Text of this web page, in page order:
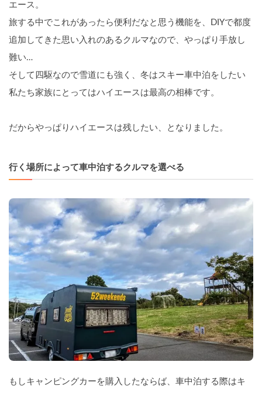
エース。
旅する中でこれがあったら便利だなと思う機能を、DIYで都度
追加してきた思い入れのあるクルマなので、やっぱり手放し
難い…
そして四駆なので雪道にも強く、冬はスキー車中泊をしたい
私たち家族にとってはハイエースは最高の相棒です。
だからやっぱりハイエースは残したい、となりました。
行く場所によって車中泊するクルマを選べる
もしキャンピングカーを購入したならば、車中泊する際はキ